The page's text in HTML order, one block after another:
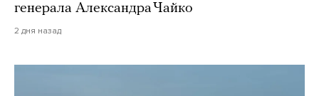
генерала Александра Чайко
2 дня назад